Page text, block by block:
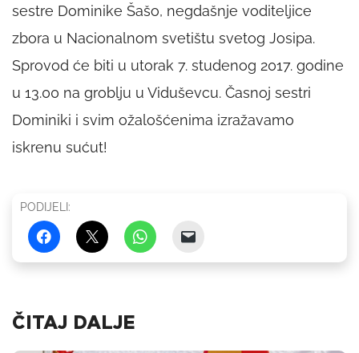
sestre Dominike Šašo, negdašnje voditeljice
zbora u Nacionalnom svetištu svetog Josipa.
Sprovod će biti u utorak 7. studenog 2017. godine
u 13.00 na groblju u Viduševcu. Časnoj sestri
Dominiki i svim ožalošćenima izražavamo
iskrenu sućut!
PODIJELI:
ČITAJ DALJE